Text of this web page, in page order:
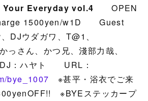
Your Everyday vol.4 OPEN
1500yen/w1D Guest
DJウダガワ、T@1、
さん、かつ兄、淺部力哉、
：ハヤト URL：
bye_1007 ※甚平・浴衣でご来
※BYEステッカープ